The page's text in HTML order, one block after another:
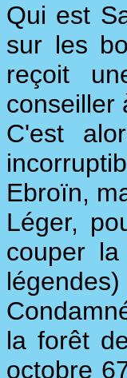
Qui est
sur les
reçoit
conseiller
C'est
Ebroïn,
Léger,
couper
légendes)
la forêt
octobre